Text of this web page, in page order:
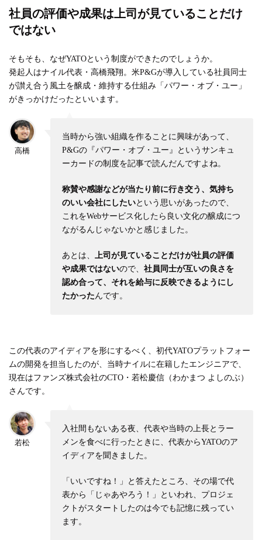
社員の評価や成果は上司が見ていることだけ
ではない
そもそも、なぜYATOという制度ができたのでしょうか。
発起人はナイル代表・高橋飛翔。米P&Gが導入している社員同士
が讃え合う風土を醸成・維持する仕組み「パワー・オブ・ユー」
がきっかけだったといいます。
高橋
当時から強い組織を作ることに興味があって、
P&Gの『パワー・オブ・ユー』というサンキュ
ーカードの制度を記事で読んだんですよね。
称賛や感謝などが当たり前に行き交う、気持ち
のいい会社にしたいという思いがあったので、
これをWebサービス化したら良い文化の醸成につ
ながるんじゃないかと感じました。
あとは、 上司が見ていることだけが社員の評価
や成果ではないので、 社員同士が互いの良さを
認め合って、それを給与に反映できるようにし
たかったんです。
この代表のアイディアを形にするべく、初代YATOプラットフォー
ムの開発を担当したのが、当時ナイルに在籍したエンジニアで、
現在はファンズ株式会社のCTO・若松慶信（わかまつ よしのぶ）
さんです。
若松
入社間もないある夜、代表や当時の上長とラー
メンを食べに行ったときに、代表からYATOのア
イディアを聞きました。
「いいですね！」と答えたところ、その場で代
表から「じゃあやろう！」といわれ、プロジェ
クトがスタートしたのは今でも記憶に残ってい
ます。